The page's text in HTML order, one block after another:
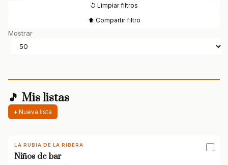
↺ Limpiar filtros
⬆ Compartir filtro
Mostrar
🎵 Mis listas
+ Nueva lista
LA RUBIA DE LA RIBERA
Niños de bar